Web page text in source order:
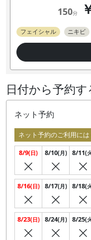
150分
フェイシャル ニキビ
日付から予約す
ネット予約
ネット予約のご利用には
8/9(日) 8/10(月) 8/11(
8/16(日) 8/17(月) 8/18(
8/23(日) 8/24(月) 8/25(